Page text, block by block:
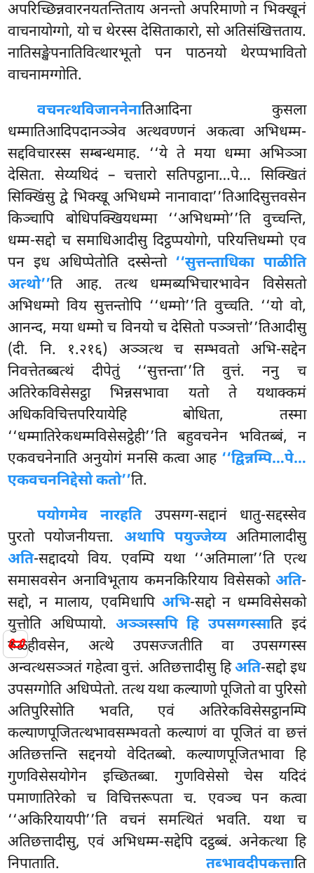
📜
अपरिच्छिन्नवारनयतन्तिताय अनन्तो अपरिमाणो न भिक्खूनं
वाचनायोग्गो, यो च थेरस्स देसिताकारो, सो अतिसंखित्तताय.
नातिसङ्खेपनातिवित्थारभूतो पन पाठनयो थेरप्पभावितो
वाचनामग्गोति.
वचनत्थविजाननेनातिआदिना कुसला
धम्मातिआदिपदानञ्ञेव अत्थवण्णनं अकत्वा अभिधम्म-
सद्दविचारस्स सम्बन्धमाह. ‘‘ये ते मया धम्मा अभिञ्ञा
देसिता. सेय्यथिदं – चत्तारोसतिपट्ठाना…पे… सिक्खितं
सिक्खिंसु द्वे भिक्खू अभिधम्मे नानावादा’’तिआदिसुत्तवसेन
किञ्चापि बोधिपक्खियधम्मा ‘‘अभिधम्मो’’ति वुच्चन्ति,
धम्म-सद्दो च समाधिआदीसु दिट्ठप्पयोगो, परियत्तिधम्मो एव
पन इध अधिप्पेतोति दस्सेन्तो ‘‘सुत्तन्ताधिका पाळीति
अत्थो’’ति आह. तत्थ धम्मब्यभिचारभावेन विसेसतो
अभिधम्मो विय सुत्तन्तोपि ‘‘धम्मो’’ति वुच्चति. ‘‘यो वो,
आनन्द, मया धम्मो च विनयो च देसितो पञ्ञत्तो’’तिआदीसु
(दी. नि. १.२१६) अञ्ञत्थ च सम्भवतो अभि-सद्देन
निवत्तेतब्बत्थं दीपेतुं ‘‘सुत्तन्ता’’ति वुत्तं. ननु च
अतिरेकविसेसट्ठा भिन्नसभावा यतो ते यथाक्कमं
अधिकविचित्तपरियायेहि बोधिता, तस्मा
‘‘धम्मातिरेकधम्मविसेसट्ठेही’’ति बहुवचनेन भवितब्बं, न
एकवचनेनाति अनुयोगं मनसि कत्वा आह ‘‘द्विन्नम्पि…पे…
एकवचननिद्देसो कतो’’ति.
पयोगमेव नारहतिउपसग्ग-सद्दानं धातु-सद्दस्सेव
पुरतो पयोजनीयत्ता. अथापि पयुज्जेय्यअतिमालादीसु
अति-सद्दादयो विय. एवम्पि यथा ‘‘अतिमाला’’ति एत्थ
समासवसेन अनाविभूताय कमनकिरियाय विसेसको अति-
सद्दो, न मालाय, एवमिधापि अभि-सद्दो न धम्मविसेसको
युत्तोति अधिप्पायो. अञ्ञस्सपि हि उपसग्गस्साति इदं
रुळ्हीवसेन, अत्थे उपसज्जतीति वा उपसग्गस्स
अन्वत्थसञ्ञतं गहेत्वा वुत्तं. अतिछत्तादीसु हिअति-सद्दो इध
उपसग्गोति अधिप्पेतो. तत्थ यथा कल्याणो पूजितो वा पुरिसो
अतिपुरिसोति भवति, एवं अतिरेकविसेसट्ठानम्पि
कल्याणपूजितत्थभावसम्भवतो कल्याणं वा पूजितं वा छत्तं
अतिछत्तन्ति सद्दनयो वेदितब्बो. कल्याणपूजितभावा हि
गुणविसेसयोगेन इच्छितब्बा. गुणविसेसो चेस यदिदं
पमाणातिरेको च विचित्तरूपता च. एवञ्च पन कत्वा
‘‘अकिरियायपी’’ति वचनं समत्थितं भवति. यथा च
अतिछत्तादीसु, एवं अभिधम्म-सद्देपि दट्ठब्बं. अनेकत्था हि
निपाताति. तब्भावदीपकत्ताति